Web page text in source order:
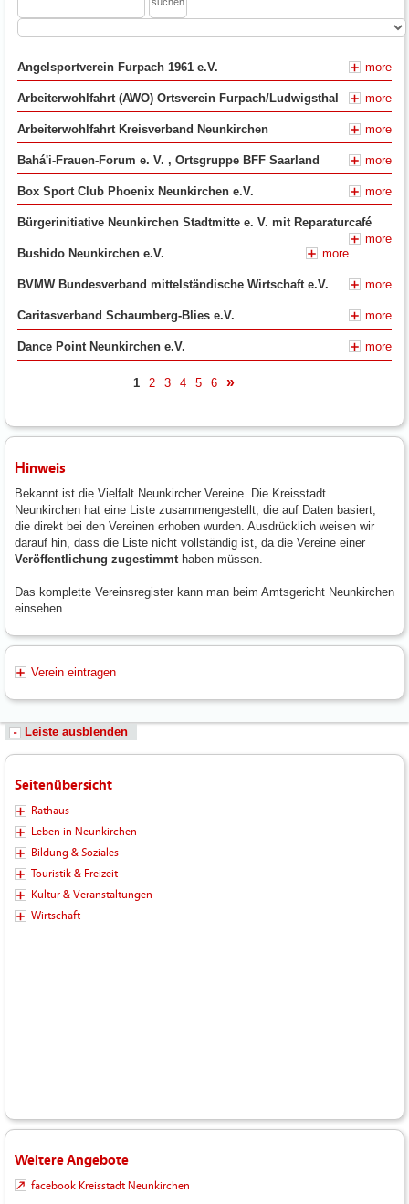
Angelsportverein Furpach 1961 e.V. more
Arbeiterwohlfahrt (AWO) Ortsverein Furpach/Ludwigsthal more
Arbeiterwohlfahrt Kreisverband Neunkirchen more
Bahá'i-Frauen-Forum e. V. , Ortsgruppe BFF Saarland more
Box Sport Club Phoenix Neunkirchen e.V. more
Bürgerinitiative Neunkirchen Stadtmitte e. V. mit Reparaturcafé
more
Bushido Neunkirchen e.V.
more
BVMW Bundesverband mittelständische Wirtschaft e.V. more
Caritasverband Schaumberg-Blies e.V. more
Dance Point Neunkirchen e.V. more
1 2 3 4 5 6 nächste
Hinweis
Bekannt ist die Vielfalt Neunkircher Vereine. Die Kreisstadt
Neunkirchen hat eine Liste zusammengestellt, die auf Daten basiert,
die direkt bei den Vereinen erhoben wurden. Ausdrücklich weisen wir
darauf hin, dass die Liste nicht vollständig ist, da die Vereine einer
Veröffentlichung zugestimmthaben müssen.
Das komplette Vereinsregister kann man beim Amtsgericht Neunkirchen
einsehen.
Verein eintragen
Leiste ausblenden
Seitenübersicht
Rathaus
Leben in Neunkirchen
Bildung & Soziales
Touristik & Freizeit
Kultur & Veranstaltungen
Wirtschaft
Weitere Angebote
facebook Kreisstadt Neunkirchen